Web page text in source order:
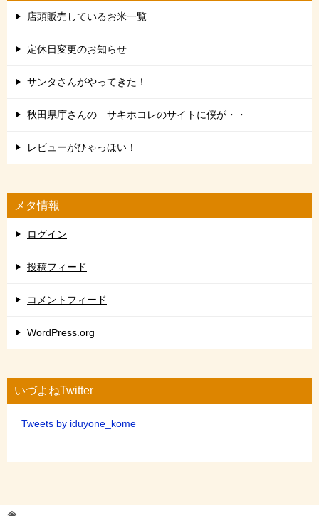
店頭販売しているお米一覧
定休日変更のお知らせ
サンタさんがやってきた！
秋田県庁さんの サキホコレのサイトに僕が・・
レビューがひゃっほい！
メタ情報
ログイン
投稿フィード
コメントフィード
WordPress.org
いづよねTwitter
Tweets by iduyone_kome